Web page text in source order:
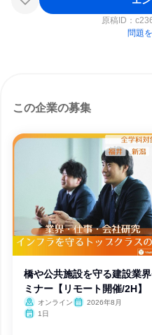
原稿ID：
問題
この企業の募集
橋や公共施設を守る建設業
ミナー【リモート開催/2H】
オンライン
2026年8月
1日